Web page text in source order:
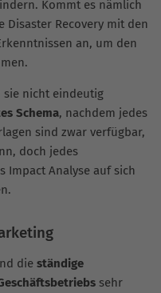
Kommt es nämlich
Recovery mit den
an, um den
sie nicht eindeutig
Schema, nachdem jedes
sind zwar verfügbar,
doch jedes
Impact Analyse auf sich
die ständige
sehr